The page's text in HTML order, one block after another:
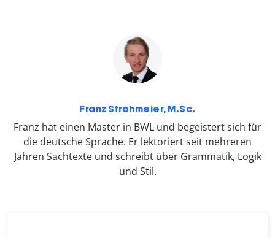
Franz Strohmeier, M.Sc.
Franz hat einen Master in BWL und begeistert sich für
die deutsche Sprache. Er lektoriert seit mehreren
Jahren Sachtexte und schreibt über Grammatik, Logik
und Stil.